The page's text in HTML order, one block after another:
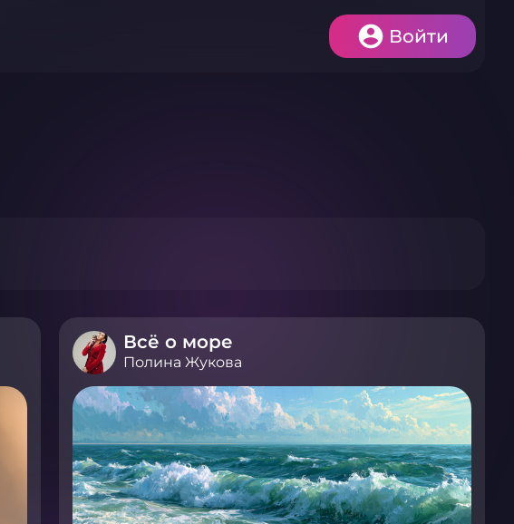
Войти
Всё о море
Полина Жукова